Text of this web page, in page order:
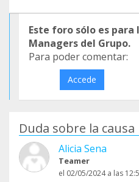
Este foro sólo es
Managers del Grupo.
Para poder comentar:
Accede
Duda sobre la causa
Alicia Sena
Teamer
el 02/05/2024 a las